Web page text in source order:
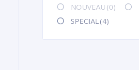
NOUVEAU (0)
SPECIAL (4)